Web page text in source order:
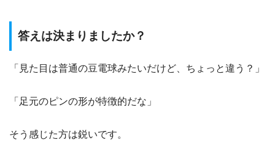
答えは決まりましたか？
「見た目は普通の豆電球みたいだけど、ちょっと違う？」
「足元のピンの形が特徴的だな」
そう感じた方は鋭いです。